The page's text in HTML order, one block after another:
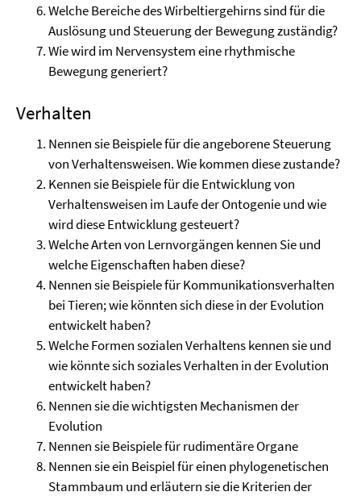
Welche Bereiche des Wirbeltiergehirns sind für die
Auslösung und Steuerung der Bewegung zuständig?
Wie wird im Nervensystem eine rhythmische
Bewegung generiert?
Verhalten
Nennen sie Beispiele für die angeborene Steuerung
von Verhaltensweisen. Wie kommen diese zustande?
Kennen sie Beispiele für die Entwicklung von
Verhaltensweisen im Laufe der Ontogenie und wie
wird diese Entwicklung gesteuert?
Welche Arten von Lernvorgängen kennen Sie und
welche Eigenschaften haben diese?
Nennen sie Beispiele für Kommunikationsverhalten
bei Tieren; wie könnten sich diese in der Evolution
entwickelt haben?
Welche Formen sozialen Verhaltens kennen sie und
wie könnte sich soziales Verhalten in der Evolution
entwickelt haben?
Nennen sie die wichtigsten Mechanismen der
Evolution
Nennen sie Beispiele für rudimentäre Organe
Nennen sie ein Beispiel für einen phylogenetischen
Stammbaum und erläutern sie die Kriterien der